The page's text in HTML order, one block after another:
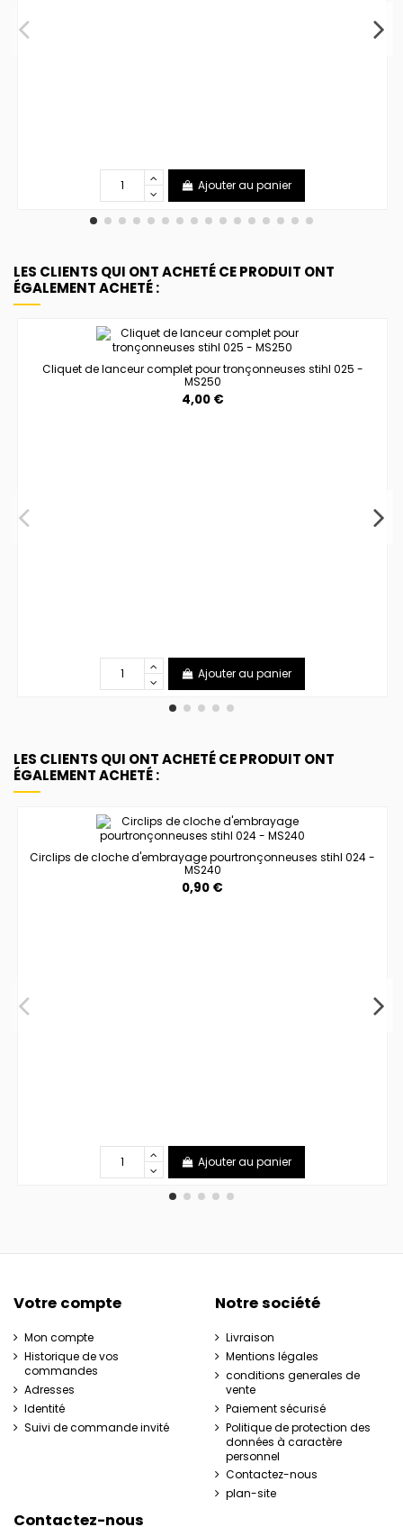
Ajouter au panier
LES CLIENTS QUI ONT ACHETÉ CE PRODUIT ONT
ÉGALEMENT ACHETÉ :
Cliquet de lanceur complet pour tronçonneuses stihl 025 -
MS250
4,00 €
Ajouter au panier
LES CLIENTS QUI ONT ACHETÉ CE PRODUIT ONT
ÉGALEMENT ACHETÉ :
Circlips de cloche d'embrayage pourtronçonneuses stihl 024 -
MS240
0,90 €
Ajouter au panier
Votre compte
Mon compte
Historique de vos
commandes
Adresses
Identité
Suivi de commande invité
Notre société
Livraison
Mentions légales
conditions generales de
vente
Paiement sécurisé
Politique de protection des
données à caractère
personnel
Contactez-nous
plan-site
Contactez-nous